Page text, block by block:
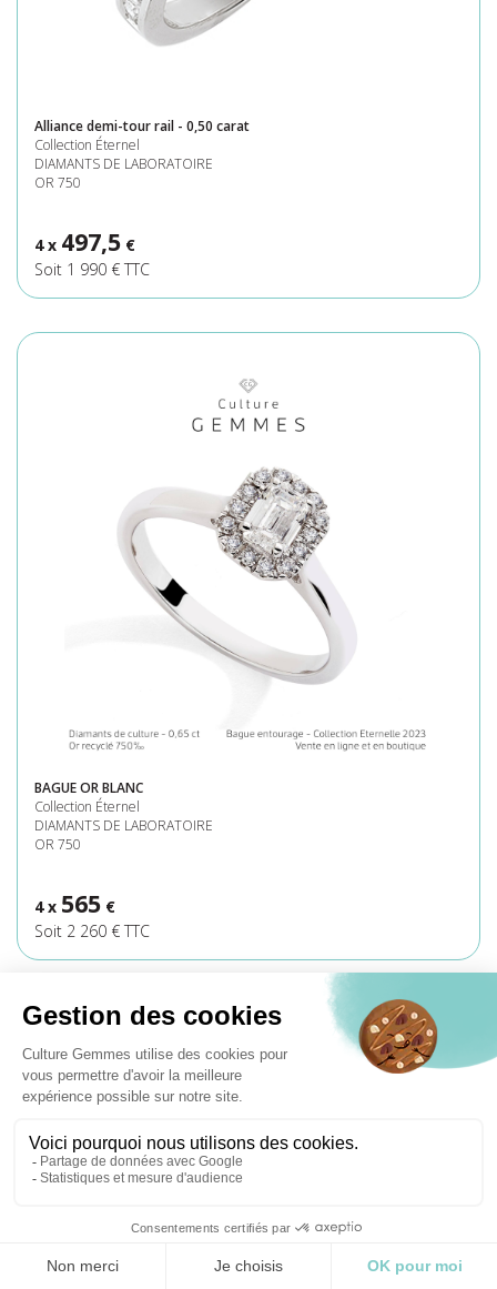
Alliance demi-tour rail - 0,50 carat
Collection Éternel
DIAMANTS DE LABORATOIRE
OR 750
4 x 497,5 €
Soit 1 990 € TTC
BAGUE OR BLANC
Collection Éternel
DIAMANTS DE LABORATOIRE
OR 750
4 x 565 €
Soit 2 260 € TTC
TENDANCE
AUTOMNE
Je découvre